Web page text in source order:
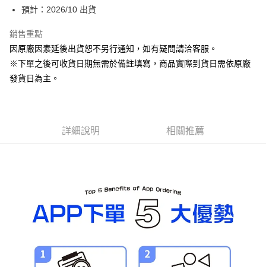
ATM付款
運送方式
預購-全家取貨付款(舊)
預購-7-11取貨付款(舊)
每筆NT$90，滿NT$3,000(含以上)免運費
預購-宅配(舊)
每筆NT$120，滿NT$3,000(含以上)免運費
預購-宅配(離島)(舊)
每筆NT$160，滿NT$3,000(含以上)免運費
預計：2026/10 出貨
銷售重點
因原廠因素延後出貨恕不另行通知，如有疑問請洽客服。
※下單之後可收貨日期無需於備註填寫，商品實際到貨日需依原廠
發貨日為主。
詳細說明 相關推薦